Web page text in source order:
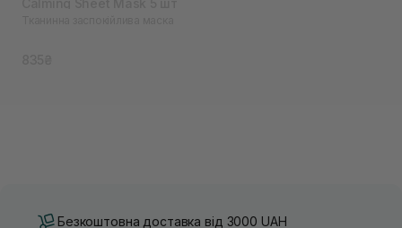
Безкоштовна доставка від 3000 UAH